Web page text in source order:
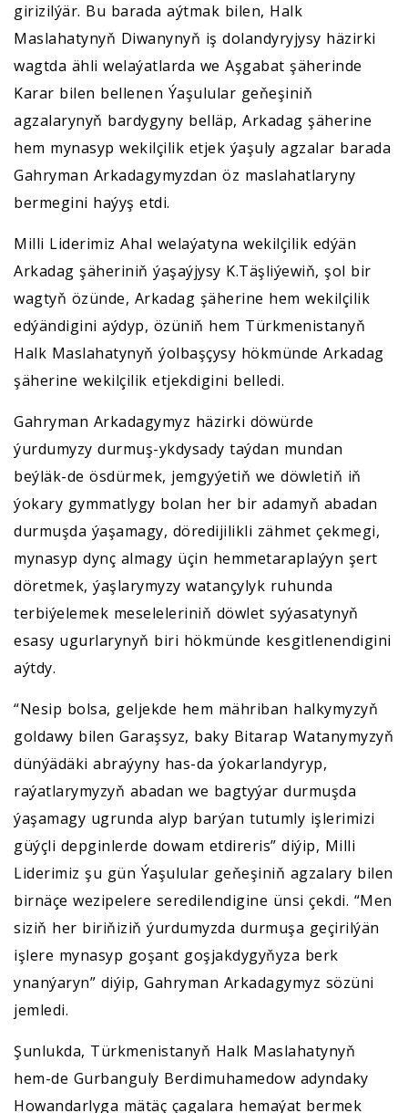
girizilýär. Bu barada aýtmak bilen, Halk
Maslahatynyň Diwanynyň iş dolandyryjysy häzirki
wagtda ähli welaýatlarda we Aşgabat şäherinde
Karar bilen bellenen Ýaşulular geňeşiniň
agzalarynyň bardygyny belläp, Arkadag şäherine
hem mynasyp wekilçilik etjek ýaşuly agzalar barada
Gahryman Arkadagymyzdan öz maslahatlaryny
bermegini haýyş etdi.
Milli Liderimiz Ahal welaýatyna wekilçilik edýän
Arkadag şäheriniň ýaşaýjysy K.Täşliýewiň, şol bir
wagtyň özünde, Arkadag şäherine hem wekilçilik
edýändigini aýdyp, özüniň hem Türkmenistanyň
Halk Maslahatynyň ýolbaşçysy hökmünde Arkadag
şäherine wekilçilik etjekdigini belledi.
Gahryman Arkadagymyz häzirki döwürde
ýurdumyzy durmuş-ykdysady taýdan mundan
beýläk-de ösdürmek, jemgyýetiň we döwletiň iň
ýokary gymmatlygy bolan her bir adamyň abadan
durmuşda ýaşamagy, döredijilikli zähmet çekmegi,
mynasyp dynç almagy üçin hemmetaraplaýyn şert
döretmek, ýaşlarymyzy watançylyk ruhunda
terbiýelemek meseleleriniň döwlet syýasatynyň
esasy ugurlarynyň biri hökmünde kesgitlenendigini
aýtdy.
“Nesip bolsa, geljekde hem mähriban halkymyzyň
goldawy bilen Garaşsyz, baky Bitarap Watanymyzyň
dünýädäki abraýyny has-da ýokarlandyryp,
raýatlarymyzyň abadan we bagtyýar durmuşda
ýaşamagy ugrunda alyp barýan tutumly işlerimizi
güýçli depginlerde dowam etdireris” diýip, Milli
Liderimiz şu gün Ýaşulular geňeşiniň agzalary bilen
birnäçe wezipelere seredilendigine ünsi çekdi. “Men
siziň her biriňiziň ýurdumyzda durmuşa geçirilýän
işlere mynasyp goşant goşjakdygyňyza berk
ynanýaryn” diýip, Gahryman Arkadagymyz sözüni
jemledi.
Şunlukda, Türkmenistanyň Halk Maslahatynyň
hem-de Gurbanguly Berdimuhamedow adyndaky
Howandarlyga mätäç çagalara hemaýat bermek